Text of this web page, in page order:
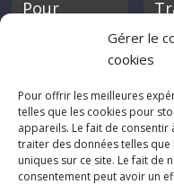
Gérer le
cookies
Pour offrir les meilleures
telles que les cookies pour
appareils. Le fait de
traiter des données telles
uniques sur ce site. Le fait de
consentement peut avoir un
Pour
discothèque
Si tu
pas
tes